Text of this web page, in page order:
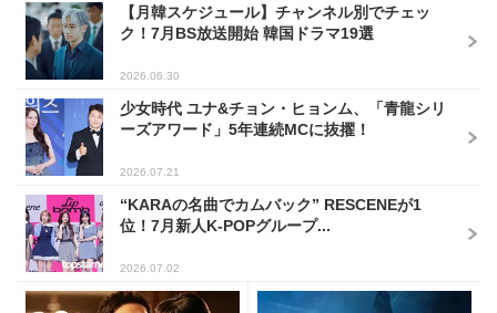
【月韓スケジュール】チャンネル別でチェッ
ク！7月BS放送開始 韓国ドラマ19選
2026.06.30
少女時代 ユナ&チョン・ヒョンム、「青龍シリ
ーズアワード」5年連続MCに抜擢！
2026.07.21
“KARAの名曲でカムバック” RESCENEが1
位！7月新人K-POPグループ...
2026.07.02